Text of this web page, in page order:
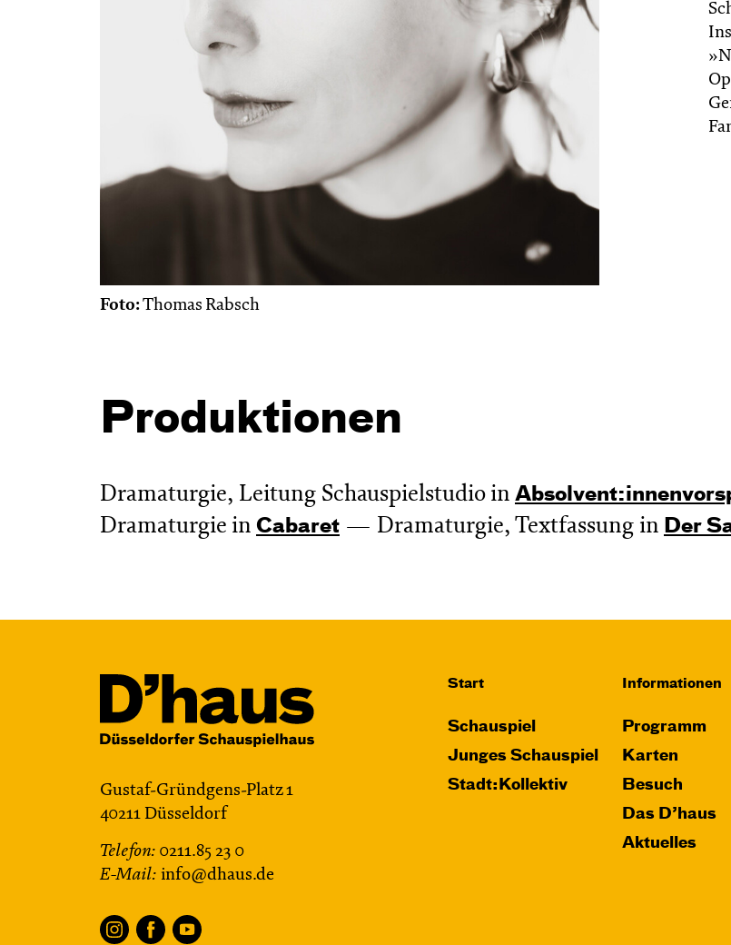
Foto:Thomas Rabsch
Produktionen
Dramaturgie, Leitung Schauspielstudio in
Dramaturgie in Cabaret Dramaturgie, Textfassung in Der
Gustaf-Gründgens-Platz 1
40211 Düsseldorf
Telefon: 0211.85 23 0
E-Mail: info@dhaus.de
Start
Schauspiel
Junges Schauspiel
Stadt:Kollektiv
Informationen
Programm
Karten
Besuch
Das D’haus
Aktuelles